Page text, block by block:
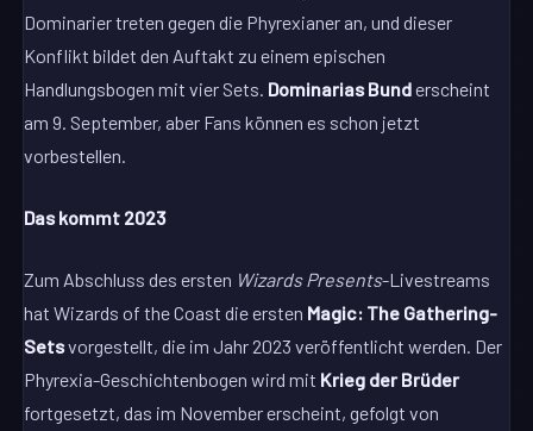
Dominarier treten gegen die Phyrexianer an, und dieser
Konflikt bildet den Auftakt zu einem epischen
Handlungsbogen mit vier Sets. Dominarias Bunderscheint
am 9. September, aber Fans können es schon jetzt
vorbestellen.
Das kommt 2023
Zum Abschluss des ersten Wizards Presents-Livestreams
hat Wizards of the Coast die ersten Magic: The Gathering-
Setsvorgestellt, die im Jahr 2023 veröffentlicht werden. Der
Phyrexia-Geschichtenbogen wird mit Krieg der Brüder
fortgesetzt, das im November erscheint, gefolgt von